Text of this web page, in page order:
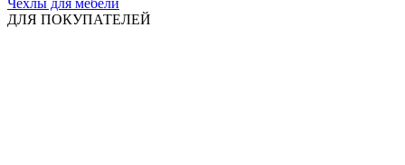
ДЛЯ ПОКУПАТЕЛЕЙ